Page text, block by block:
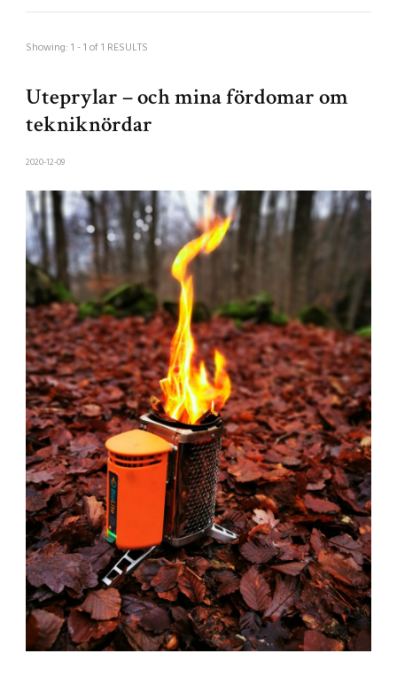
Showing: 1 - 1 of 1 RESULTS
Uteprylar – och mina fördomar om
tekniknördar
2020-12-09